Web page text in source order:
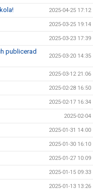
2025-04-25 17:12
2025-03-25 19:14
2025-03-23 17:39
publicerad
2025-03-20 14:35
2025-03-12 21:06
2025-02-28 16:50
2025-02-17 16:34
2025-02-04
2025-01-31 14:00
2025-01-30 16:10
2025-01-27 10:09
2025-01-15 09:33
2025-01-13 13:26